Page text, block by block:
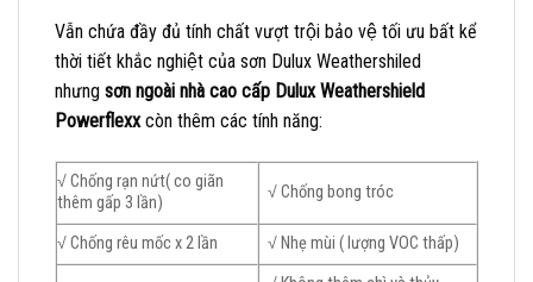
Vẫn chứa đầy đủ tính chất vượt trội bảo vệ tối ưu bất kể
thời tiết khắc nghiệt của sơn Dulux Weathershiled
nhưng sơn ngoài nhà cao cấp Dulux Weathershield
Powerflexxcòn thêm các tính năng:
√ Chống rạn nứt( co giãn
thêm gấp 3 lần)
√ Chống bong tróc
√ Chống rêu mốc x 2 lần √ Nhẹ mùi ( lượng VOC thấp)